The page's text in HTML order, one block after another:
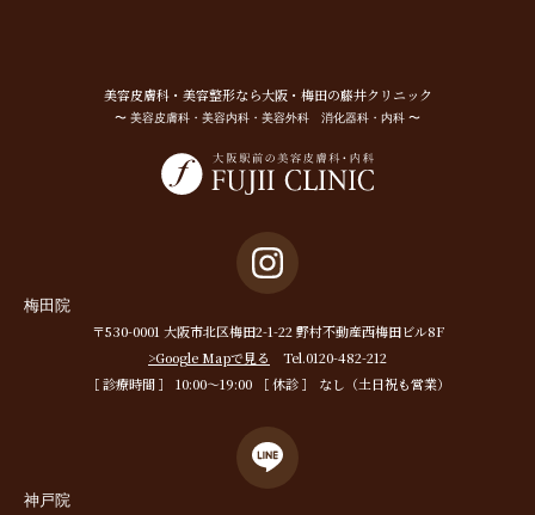
美容⽪膚科・美容整形なら⼤阪・梅⽥の藤井クリニック
〜 美容皮膚科・美容内科・美容外科 消化器科・内科 〜
梅田院
〒530-0001 大阪市北区梅田2-1-22 野村不動産西梅田ビル8F
>Google Mapで見る
Tel.0120-482-212
［ 診療時間 ］ 10:00〜19:00 ［ 休診 ］ なし（土日祝も営業）
神戸院